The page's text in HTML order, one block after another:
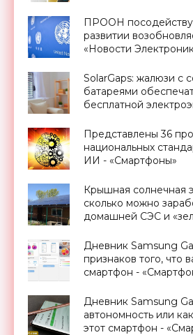
ПРООН
развитии
«Новости
SolarGaps: жалюзи с
батареями
бесплатной
Представлены 36
национальных
ИИ - «Смартфоны»
Крышная солнечная
сколько можно
домашней СЭС и
Дневник Samsung
признаков того, что
смартфон -
Дневник Samsung
автономность или
этот смартфон -